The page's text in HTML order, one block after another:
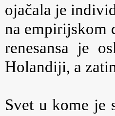
ojačala je
na empirijskom
renesansa je
Holandiji, a
Svet u kome je